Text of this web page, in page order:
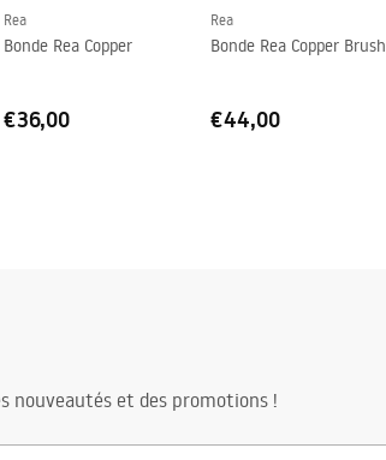
Rea
Bonde Rea Copper
€36,00
Rea
Bonde Rea Copper Brush
€44,00
nouveautés et des promotions !